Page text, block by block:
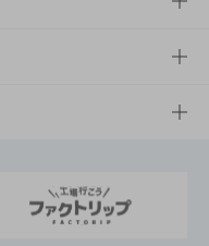
リティ経営